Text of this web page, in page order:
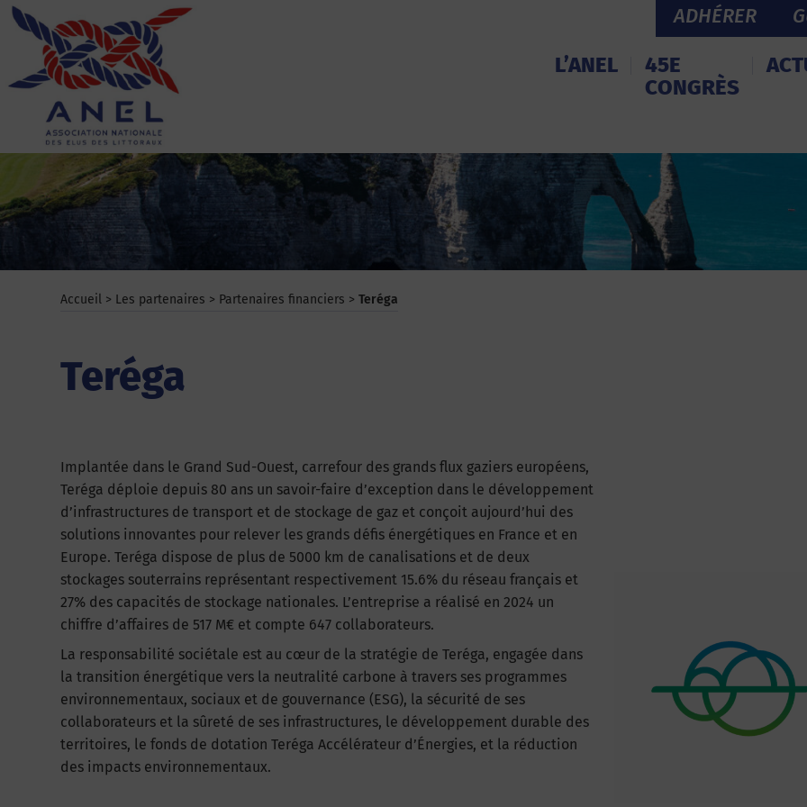
Aller
contenu
ANEL
ADHÉRER
L’ANEL
45E
CONGRÈS
Accueil > Les partenaires > Partenaires financiers > Teréga
Teréga
Implantée dans le Grand Sud-Ouest, carrefour des grands flux gaziers européens,
Teréga déploie depuis 80 ans un savoir-faire d’exception dans le développement
d’infrastructures de transport et de stockage de gaz et conçoit aujourd’hui des
solutions innovantes pour relever les grands défis énergétiques en France et en
Europe. Teréga dispose de plus de 5000 km de canalisations et de deux
stockages souterrains représentant respectivement 15.6% du réseau français et
27% des capacités de stockage nationales. L’entreprise a réalisé en 2024 un
chiffre d’affaires de 517 M€ et compte 647 collaborateurs.
La responsabilité sociétale est au cœur de la stratégie de Teréga, engagée dans
la transition énergétique vers la neutralité carbone à travers ses programmes
environnementaux, sociaux et de gouvernance (ESG), la sécurité de ses
collaborateurs et la sûreté de ses infrastructures, le développement durable des
territoires, le fonds de dotation Teréga Accélérateur d’Énergies, et la réduction
des impacts environnementaux.